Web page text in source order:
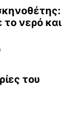
το νερό και
του